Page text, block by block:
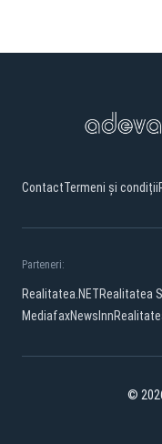
ContactTermeni și condiții
Parteneri:
Realitatea.NETRealitatea
MediafaxNewsInn
©